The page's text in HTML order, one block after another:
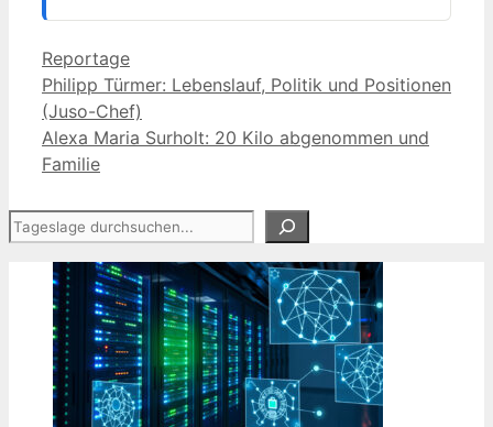
Kategorien
Reportage
Philipp Türmer: Lebenslauf, Politik und Positionen
(Juso-Chef)
Alexa Maria Surholt: 20 Kilo abgenommen und
Familie
Suchen